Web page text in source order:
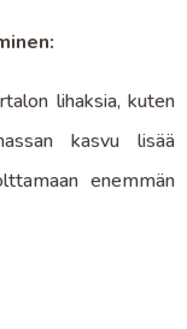
lihaksia, kuten
kasvu lisää
enemmän